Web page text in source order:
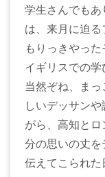
学生さんでも
は、来月に迫
もりっきやった
イギリスでの
当然ぞね、ま
しいデッサン
がら、高知と
分の思いの丈
伝えてこられた